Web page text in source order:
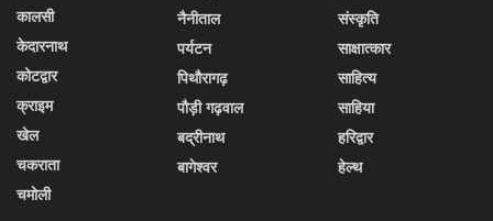
कालसी
केदारनाथ
कोटद्वार
क्राइम
खेल
चकराता
चमोली
नैनीताल
पर्यटन
पिथौरागढ़
पौड़ी गढ़वाल
बद्रीनाथ
बागेश्वर
संस्कृति
साक्षात्कार
साहित्य
साहिया
हरिद्वार
हेल्थ